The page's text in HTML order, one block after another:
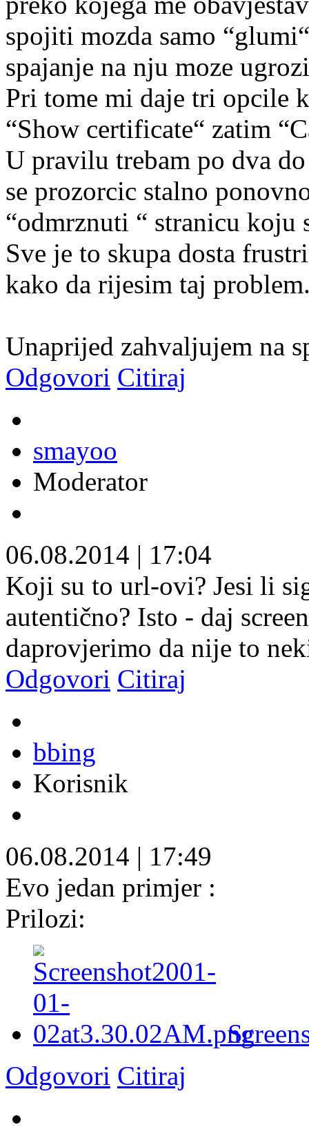
spojiti mozda samo
spajanje na nju moze
Pri tome mi daje tri opcile
“Show certificate“ zatim
U pravilu trebam po dva
se prozorcic stalno
“odmrznuti “ stranicu koju
Sve je to skupa dosta
kako da rijesim taj
Unaprijed zahvaljujem na
Odgovori Citiraj
smayoo
Moderator
06.08.2014 | 17:04
Koji su to url-ovi? Jesi li
autentično? Isto - daj
daprovjerimo da nije to
Odgovori Citiraj
bbing
Korisnik
06.08.2014 | 17:49
Evo jedan primjer :
Prilozi:
Odgovori Citiraj